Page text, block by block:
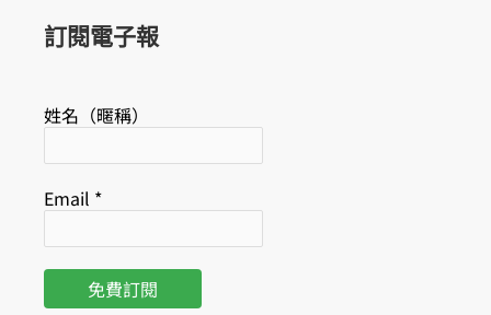
k
訂閱電子報
姓名（暱稱）
Email *